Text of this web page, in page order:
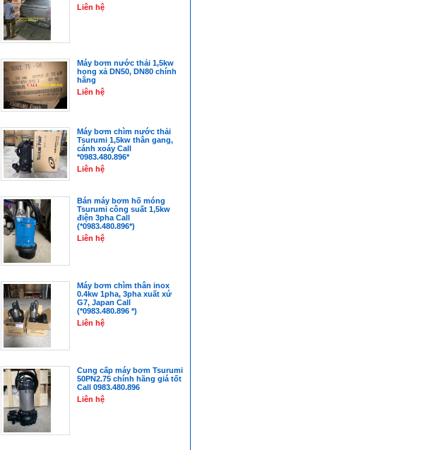
Liên hệ
Máy bơm nước thải 1,5kw
họng xả DN50, DN80 chính
hãng
Liên hệ
Máy bơm chìm nước thải
Tsurumi 1,5kw thân gang,
cánh xoáy Call
*0983.480.896*
Liên hệ
Bán máy bơm hố móng
Tsurumi công suất 1,5kw
điện 3pha Call
(*0983.480.896*)
Liên hệ
Máy bơm chìm thân inox
0.4kw 1pha, 3pha xuất xứ
G7, Japan Call
(*0983.480.896 *)
Liên hệ
Cung cấp máy bơm Tsurumi
50PN2.75 chính hãng giá tốt
Call 0983.480.896
Liên hệ